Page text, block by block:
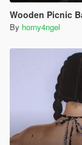
Wooden Picnic
By horny4ngel